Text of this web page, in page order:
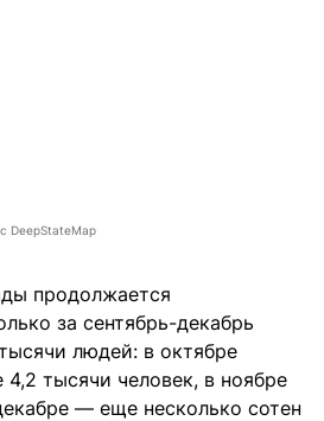
DeepStateMap
продолжается
за сентябрь-декабрь
людей: в октябре
4,2 тысячи человек, в ноябре
— еще несколько сотен